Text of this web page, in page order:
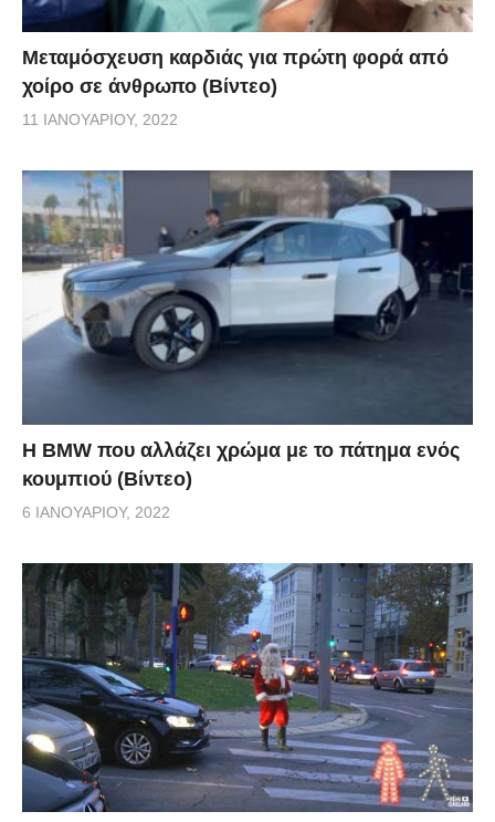
Μεταμόσχευση καρδιάς για πρώτη φορά από
χοίρο σε άνθρωπο (Βίντεο)
11 ΙΑΝΟΥΑΡΊΟΥ, 2022
Η BMW που αλλάζει χρώμα με το πάτημα ενός
κουμπιού (Βίντεο)
6 ΙΑΝΟΥΑΡΊΟΥ, 2022